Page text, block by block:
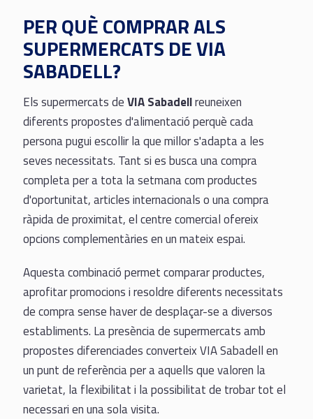
PER QUÈ COMPRAR ALS
SUPERMERCATS DE VIA
SABADELL?
Els supermercats deVIA Sabadellreuneixen
diferents propostes d'alimentació perquè cada
persona pugui escollir la que millor s'adapta a les
seves necessitats. Tant si es busca una compra
completa per a tota la setmana com productes
d'oportunitat, articles internacionals o una compra
ràpida de proximitat, el centre comercial ofereix
opcions complementàries en un mateix espai.
Aquesta combinació permet comparar productes,
aprofitar promocions i resoldre diferents necessitats
de compra sense haver de desplaçar-se a diversos
establiments. La presència de supermercats amb
propostes diferenciades converteix VIA Sabadell en
un punt de referència per a aquells que valoren la
varietat, la flexibilitat i la possibilitat de trobar tot el
necessari en una sola visita.